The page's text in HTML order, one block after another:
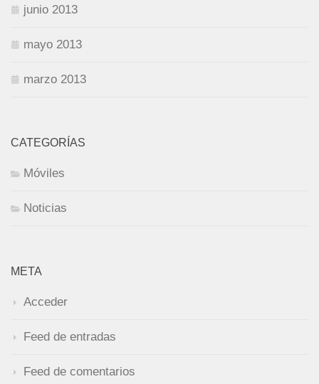
junio 2013
mayo 2013
marzo 2013
CATEGORÍAS
Móviles
Noticias
META
Acceder
Feed de entradas
Feed de comentarios